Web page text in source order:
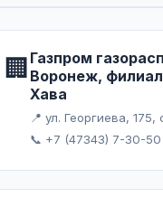
🏢 Газпром
Воронеж,
Хава
📞 +7 (47343) 7-30-50